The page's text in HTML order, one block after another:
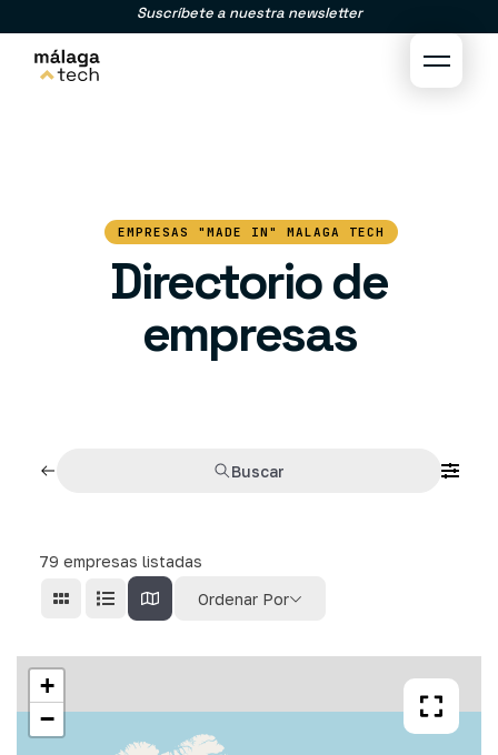
Suscríbete a nuestra newsletter
EMPRESAS "MADE IN" MALAGA TECH
Directorio de
empresas
Buscar
79 empresas listadas
Ordenar Por
+
−